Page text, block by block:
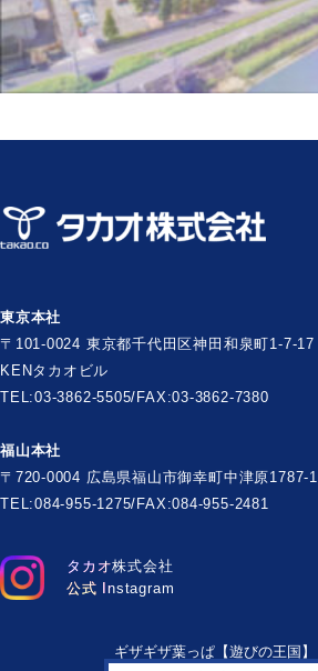
タカオ株式会社
公式 Instagram
東京本社
〒101-0024 東京都千代田区神田和泉町1-7-17
KENタカオビル
TEL:03-3862-5505/FAX:03-3862-7380
福山本社
〒720-0004 広島県福山市御幸町中津原1787-1
TEL:084-955-1275/FAX:084-955-2481
ギザギザ葉っぱ【遊びの王国】